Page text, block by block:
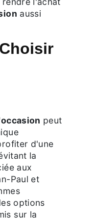
aussi
peut
d'une
la
aux
Paul et
options
sur la